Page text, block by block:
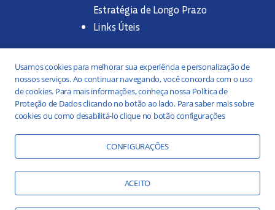
Estratégia de Longo Prazo
Links Úteis
Trabalhe na SANASA
Concurso Público
Estágio
Portal da Transparência
Práticas ESG
Responsabilidade Social
Educação Ambiental
Usamos cookies para melhorar sua experiência e personalização de
nossos serviços. Ao continuar navegando, você concorda com o uso
de cookies. Para mais informações, conheça nossa Política de
Proteção de Dados clicando no botão ao lado. Para saber mais sobre
cookies ou como desabilitá-lo clique no botão configurações
CONFIGURAÇÕES
ACEITO